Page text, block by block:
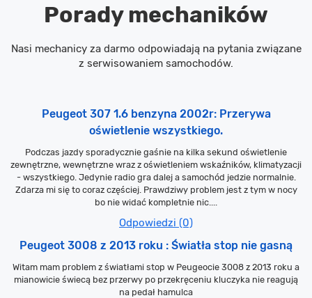
Porady mechaników
Nasi mechanicy za darmo odpowiadają na pytania związane
z serwisowaniem samochodów.
Peugeot 307 1.6 benzyna 2002r: Przerywa
oświetlenie wszystkiego.
Podczas jazdy sporadycznie gaśnie na kilka sekund oświetlenie
zewnętrzne, wewnętrzne wraz z oświetleniem wskaźników, klimatyzacji
- wszystkiego. Jedynie radio gra dalej a samochód jedzie normalnie.
Zdarza mi się to coraz częściej. Prawdziwy problem jest z tym w nocy
bo nie widać kompletnie nic....
Odpowiedzi (0)
Peugeot 3008 z 2013 roku : Światła stop nie gasną
Witam mam problem z światłami stop w Peugeocie 3008 z 2013 roku a
mianowicie świecą bez przerwy po przekręceniu kluczyka nie reagują
na pedał hamulca